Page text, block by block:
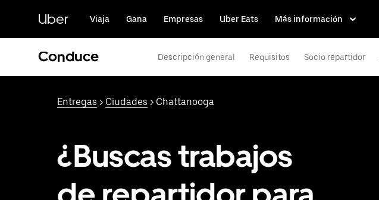
contenido
principal
Uber Viaja Gana Empresas Uber Eats Más información
Conduce Descripción general Requisitos Socio repartidor
Entregas > Ciudades > Chattanooga
¿Buscas trabajos